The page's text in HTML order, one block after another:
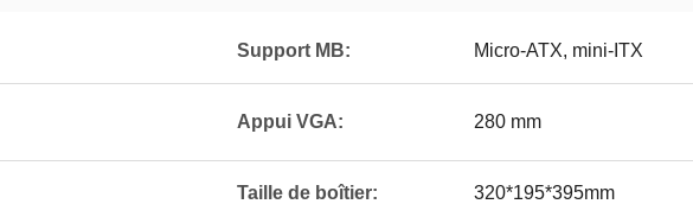
Support MB: Micro-ATX, mini-ITX
Appui VGA: 280 mm
Taille de boîtier: 320*195*395mm